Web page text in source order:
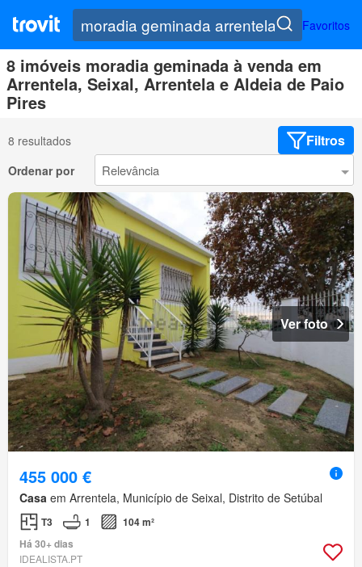
Favoritos
8 imóveis moradia geminada à venda em
Arrentela, Seixal, Arrentela e Aldeia de Paio
Pires
8 resultados Filtros
Ordenar por
Ver foto
455 000 €
Casa em Arrentela, Município de Seixal, Distrito de Setúbal
T3 1
104 m²
Há 30+ dias
IDEALISTA.PT